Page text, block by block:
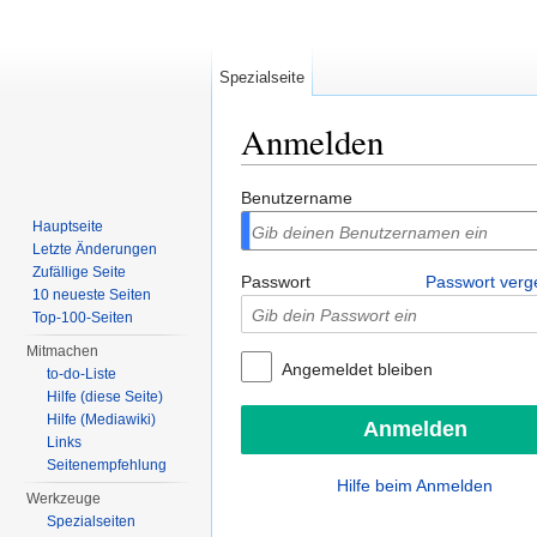
Anmelden
Benutzername
Passwort Passwort
Angemeldet bleiben
Hilfe beim Anmelden
Spezialseite
Hauptseite
Letzte Änderungen
Zufällige Seite
10 neueste Seiten
Top-100-Seiten
Mitmachen
to-do-Liste
Hilfe (diese Seite)
Hilfe (Mediawiki)
Links
Seitenempfehlung
Werkzeuge
Spezialseiten